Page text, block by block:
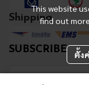
This website
find out
ตั้ง
Shipping
SUBSCRIBE